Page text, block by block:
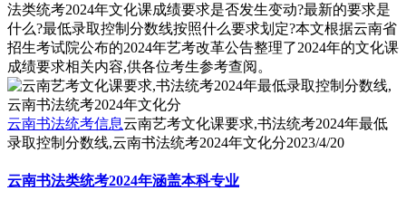
法类统考2024年文化课成绩要求是否发生变动?最新的要求是
什么?最低录取控制分数线按照什么要求划定?本文根据云南省
招生考试院公布的2024年艺考改革公告整理了2024年的文化课
成绩要求相关内容,供各位考生参考查阅。
云南书法统考信息云南艺考文化课要求,书法统考2024年最低
录取控制分数线,云南书法统考2024年文化分2023/4/20
云南书法类统考2024年涵盖本科专业